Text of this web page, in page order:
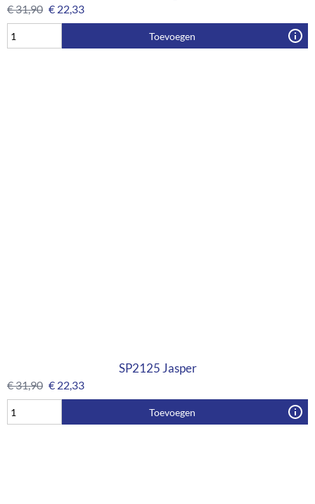
€31,90 € 22,33
Toevoegen
SP2125 Jasper
€31,90 € 22,33
Toevoegen